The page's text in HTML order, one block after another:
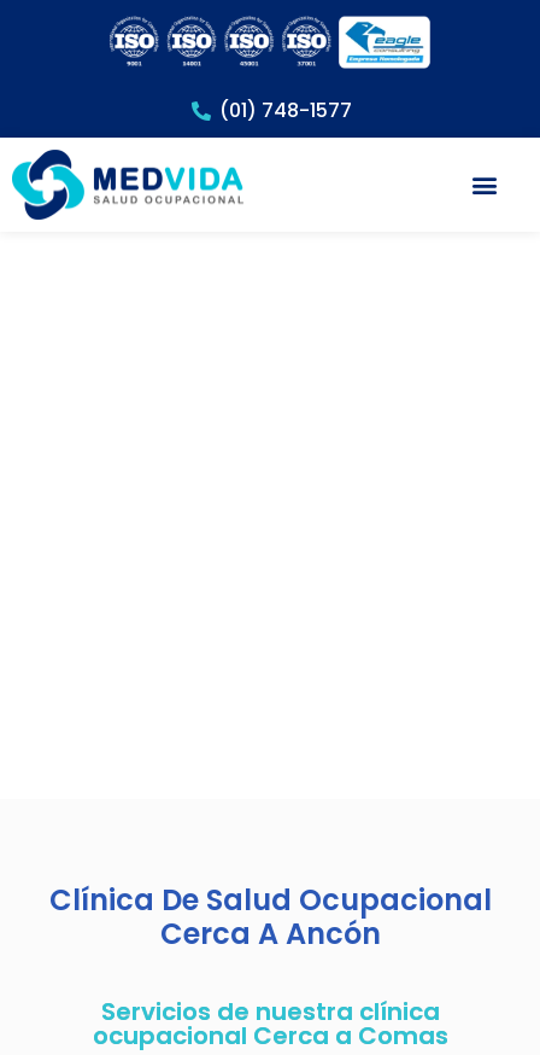
(01) 748-1577
Clínica De Salud Ocupacional
Cerca A Ancón
Servicios de nuestra clínica
ocupacional Cerca a Comas